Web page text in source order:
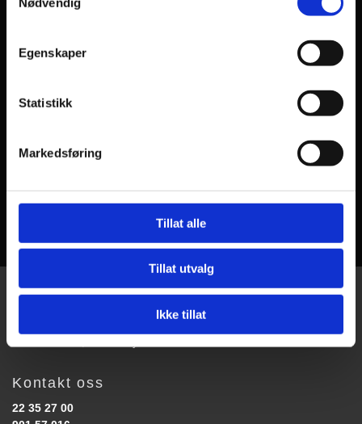
Egenskaper
Statistikk
Markedsføring
Tillat alle
Tillat utvalg
Ikke tillat
Kontakt oss
22 35 27 00